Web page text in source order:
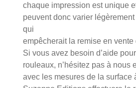
chaque impression est unique
peuvent donc varier
qui
empêcherait la remise en vente
Si vous avez besoin d’aide
rouleaux, n’hésitez pas à nous
avec les mesures de la surface